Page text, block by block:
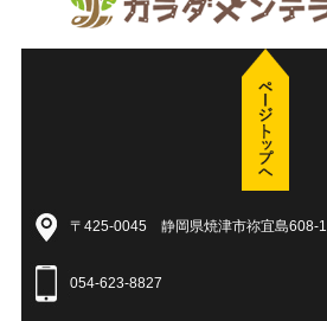
〒425-0045 静岡県焼津市祢宜島608-1
054-623-8827